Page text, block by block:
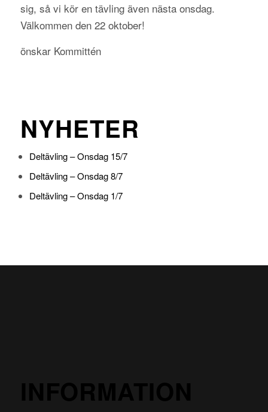
sig, så vi kör en tävling även nästa onsdag.
Välkommen den 22 oktober!
önskar Kommittén
NYHETER
Deltävling – Onsdag 15/7
Deltävling – Onsdag 8/7
Deltävling – Onsdag 1/7